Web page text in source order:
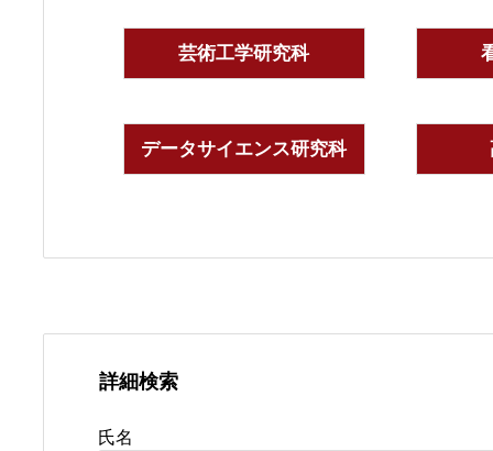
芸術工学研究科
データサイエンス研究科
詳細検索
氏名